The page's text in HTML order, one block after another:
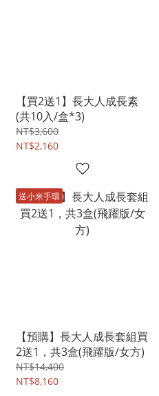
【買2送1】長大人成長素
(共10入/盒*3)
NT$3,600
NT$2,160
送小米手環
【預購】長大人成長套組買
2送1，共3盒(飛躍版/女方)
NT$14,400
NT$8,160